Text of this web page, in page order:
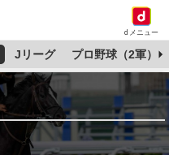
dメニュー
Jリーグ プロ野球（2軍）